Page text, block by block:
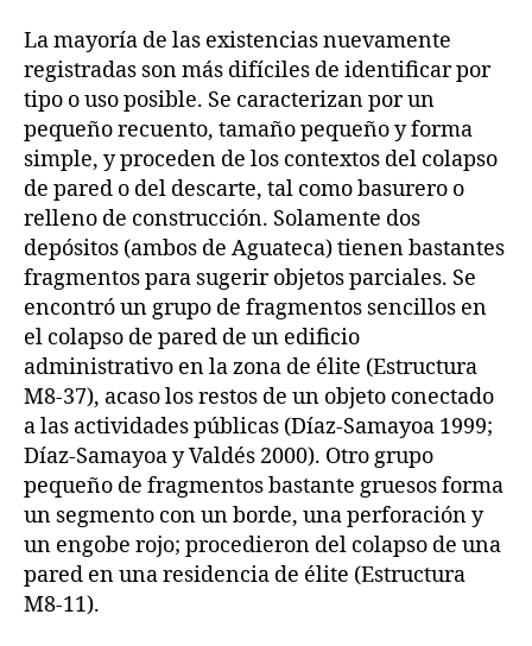
La mayoría de las existencias nuevamente
registradas son más difíciles de identificar por
tipo o uso posible. Se caracterizan por un
pequeño recuento, tamaño pequeño y forma
simple, y proceden de los contextos del colapso
de pared o del descarte, tal como basurero o
relleno de construcción. Solamente dos
depósitos (ambos de Aguateca) tienen bastantes
fragmentos para sugerir objetos parciales. Se
encontró un grupo de fragmentos sencillos en
el colapso de pared de un edificio
administrativo en la zona de élite (Estructura
M8-37), acaso los restos de un objeto conectado
a las actividades públicas (Díaz-Samayoa 1999;
Díaz-Samayoa y Valdés 2000). Otro grupo
pequeño de fragmentos bastante gruesos forma
un segmento con un borde, una perforación y
un engobe rojo; procedieron del colapso de una
pared en una residencia de élite (Estructura
M8-11).